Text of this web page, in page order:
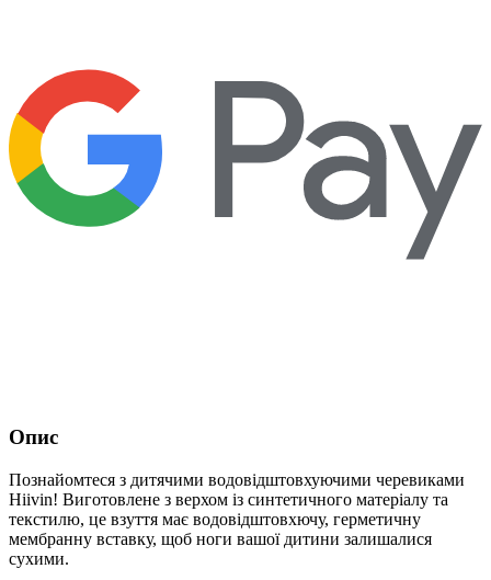
Опис
Познайомтеся з дитячими водовідштовхуючими черевиками
Hiivin! Виготовлене з верхом із синтетичного матеріалу та
текстилю, це взуття має водовідштовхючу, герметичну
мембранну вставку, щоб ноги вашої дитини залишалися
сухими.